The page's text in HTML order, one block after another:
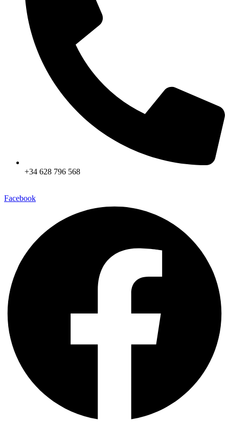
+34 628 796 568
Facebook